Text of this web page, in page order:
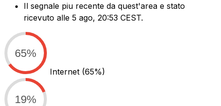
Il segnale piu recente da quest'area e stato
ricevuto alle 5 ago, 20:53 CEST.
65%
Internet (65%)
19%